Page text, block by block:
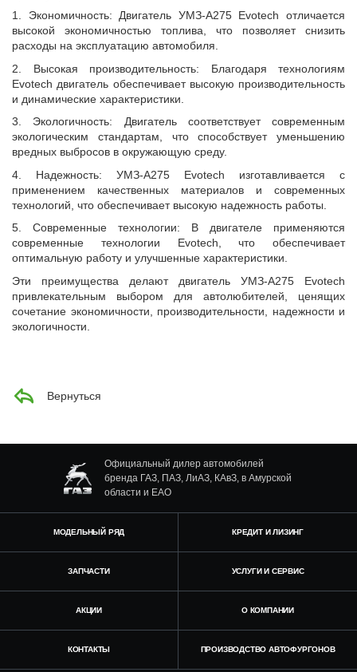
1. Экономичность: Двигатель УМЗ-А275 Evotech отличается
высокой экономичностью топлива, что позволяет снизить
расходы на эксплуатацию автомобиля.
2. Высокая производительность: Благодаря технологиям
Evotech двигатель обеспечивает высокую производительность
и динамические характеристики.
3. Экологичность: Двигатель соответствует современным
экологическим стандартам, что способствует уменьшению
вредных выбросов в окружающую среду.
4. Надежность: УМЗ-А275 Evotech изготавливается с
применением качественных материалов и современных
технологий, что обеспечивает высокую надежность работы.
5. Современные технологии: В двигателе применяются
современные технологии Evotech, что обеспечивает
оптимальную работу и улучшенные характеристики.
Эти преимущества делают двигатель УМЗ-А275 Evotech
привлекательным выбором для автолюбителей, ценящих
сочетание экономичности, производительности, надежности и
экологичности.
Вернуться
Официальный дилер автомобилей
бренда ГАЗ, ПАЗ, ЛиАЗ, КАвЗ, в Амурской
области и ЕАО
МОДЕЛЬНЫЙ РЯД КРЕДИТ И ЛИЗИНГ
ЗАПЧАСТИ УСЛУГИ И СЕРВИС
АКЦИИ О КОМПАНИИ
КОНТАКТЫ ПРОИЗВОДСТВО АВТОФУРГОНОВ